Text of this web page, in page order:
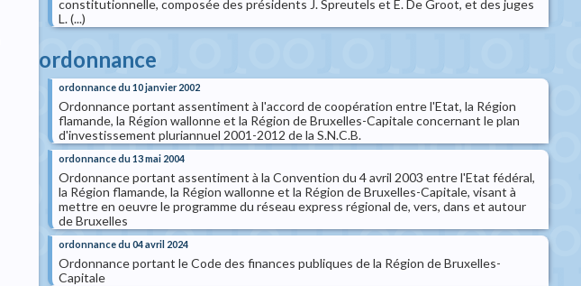
constitutionnelle, composée des présidents J. Spreutels et E. De Groot, et des juges
L. (...)
ordonnance
ordonnance du 10 janvier 2002
Ordonnance portant assentiment à l'accord de coopération entre l'Etat, la Région
flamande, la Région wallonne et la Région de Bruxelles-Capitale concernant le plan
d'investissement pluriannuel 2001-2012 de la S.N.C.B.
ordonnance du 13 mai 2004
Ordonnance portant assentiment à la Convention du 4 avril 2003 entre l'Etat fédéral,
la Région flamande, la Région wallonne et la Région de Bruxelles-Capitale, visant à
mettre en oeuvre le programme du réseau express régional de, vers, dans et autour
de Bruxelles
ordonnance du 04 avril 2024
Ordonnance portant le Code des finances publiques de la Région de Bruxelles-
Capitale